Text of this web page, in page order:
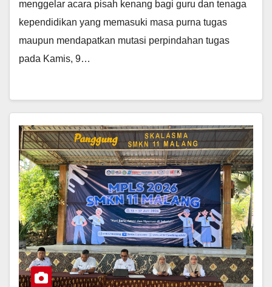
menggelar acara pisah kenang bagi guru dan tenaga
kependidikan yang memasuki masa purna tugas
maupun mendapatkan mutasi perpindahan tugas
pada Kamis, 9…